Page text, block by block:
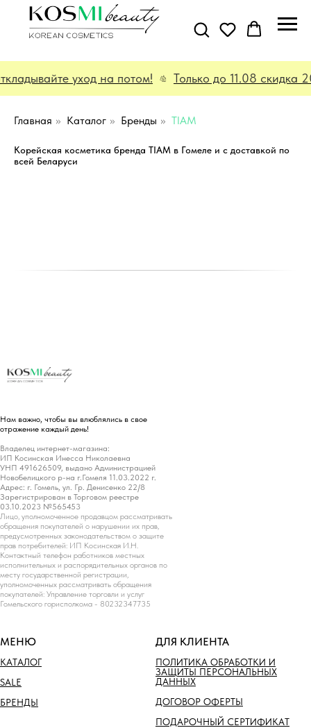
уход на потом! Только до 11.08 скидка
Главная » Каталог » Бренды » TIAM
Корейская косметика бренда TIAM в Гомеле и с доставкой по
всей Беларуси
Нам важно, чтобы вы влюблялись в свое
отражение каждый день!
Владелец интернет-магазина:
ИП Косинская Инесса Николаевна
УНП 491626509, выдано Администрацией
Новобелицкого р-на г.Гомеля 11.03.2022 г.
Адрес: г. Гомель, ул. Гр. Денисенко 22/8
Зарегистрирован в Торговом реестре
03.10.2023 №565453
Лицо, уполномоченное продавцом рассматривать
обращения покупателей о нарушении их прав,
предусмотренных законодательством о защите
прав потребителей: ИП Косинская И.Н.
Контактный телефон работников местных
исполнительных и распорядительных органов по
месту государственной регистрации,
уполномоченных рассматривать обращения
покупателей: Управление торговли и услуг
Гомельского горисполкома - 80232347735
МЕНЮ
КАТАЛОГ
SALE
БРЕНДЫ
ДЛЯ КЛИЕНТА
ПОЛИТИКА ОБРАБОТКИ И
ЗАЩИТЫ ПЕРСОНАЛЬНЫХ
ДАННЫХ
ДОГОВОР ОФЕРТЫ
ПОДАРОЧНЫЙ СЕРТИФИКАТ